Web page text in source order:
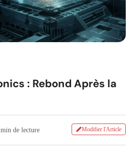
: Rebond Après la
de lecture Modifier l'Article